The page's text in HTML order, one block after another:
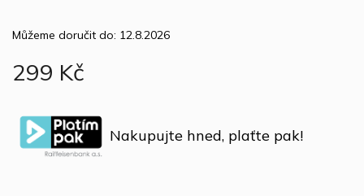
299 Kč
cena:
Nakupujte hned, plaťte pak!
Můžeme doručit do: 12.8.2026